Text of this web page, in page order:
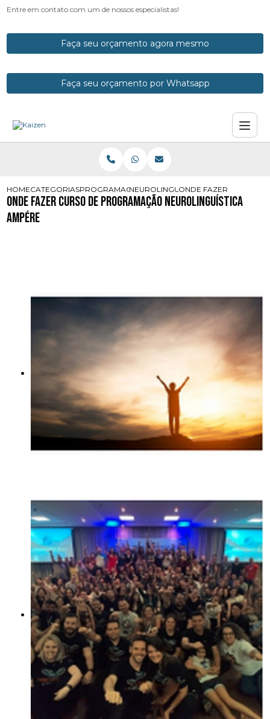
Entre em contato com um de nossos especialistas!
Faça seu orçamento agora mesmo
Faça seu orçamento por Whatsapp
HOMECATEGORIASPROGRAMACOES NEUROLINGUISTICAS
NEUROLINGUISTICA PNLONDE FAZER CURSO
Onde Fazer Curso de Programação Neurolinguística
Ampére